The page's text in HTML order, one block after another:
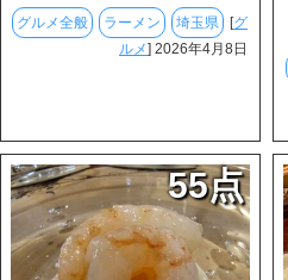
グルメ全般 ラーメン 埼玉県 [グ
ルメ] 2026年4月8日
55点